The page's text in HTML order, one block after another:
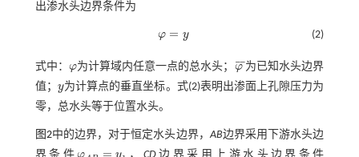
出渗水头边界条件为
φ = y
φ=y (2)
式中： φ
φ为计算域内任意一点的总水头； φ
¯¯
φ¯为已知水头边界
值； y
y为计算点的垂直坐标。 式(2)表明出渗面上孔隙压力为
零，总水头等于位置水头。
图2中的边界，对于恒定水头边界，AB边界采用下游水头边
=